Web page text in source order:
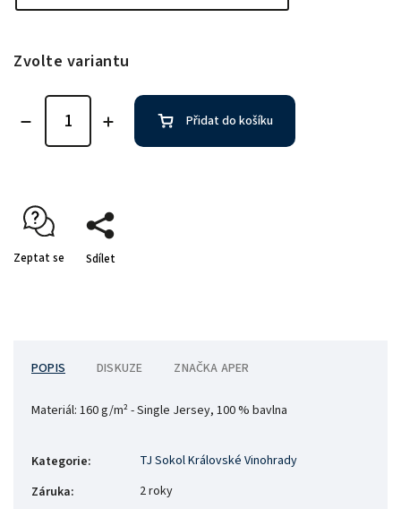
Zvolte variantu
Přidat do košíku
Zeptat se Sdílet
POPIS DISKUZE ZNAČKA APER
Materiál: 160 g/m² - Single Jersey, 100 % bavlna
Kategorie:
TJ Sokol Královské Vinohrady
Záruka: 2 roky